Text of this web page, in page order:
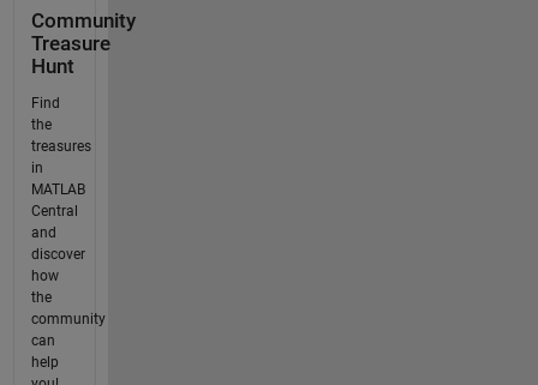
Community
Treasure
Hunt
Find
the
treasures
in
MATLAB
Central
and
discover
how
the
community
can
help